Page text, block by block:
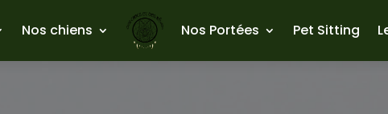
Nos chiens Nos Portées Pet Sitting